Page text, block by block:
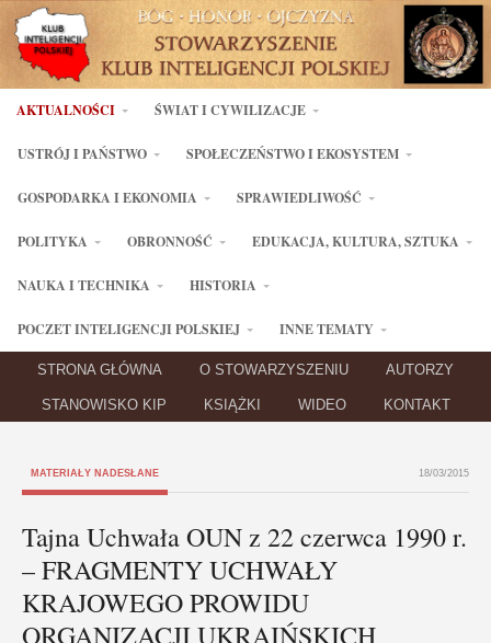
AKTUALNOŚCI ŚWIAT I CYWILIZACJE
USTRÓJ I PAŃSTWO SPOŁECZEŃSTWO I EKOSYSTEM
GOSPODARKA I EKONOMIA SPRAWIEDLIWOŚĆ
POLITYKA OBRONNOŚĆ EDUKACJA, KULTURA, SZTUKA
NAUKA I TECHNIKA HISTORIA
POCZET INTELIGENCJI POLSKIEJ INNE TEMATY
STRONA GŁÓWNA O STOWARZYSZENIU AUTORZY
STANOWISKO KIP KSIĄŻKI WIDEO KONTAKT
MATERIAŁY NADESŁANE 18/03/2015
Tajna Uchwała OUN z 22 czerwca 1990 r.
– FRAGMENTY UCHWAŁY
KRAJOWEGO PROWIDU
ORGANIZACJI UKRAIŃSKICH